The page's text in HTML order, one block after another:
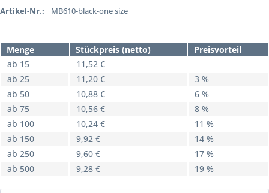
Artikel-Nr.: MB610-black-one size
Menge Stückpreis (netto)
Preisvorteil
ab 15
11,52 €
ab 25
11,20 €
3 %
ab 50
10,88 €
6 %
ab 75
10,56 €
8 %
ab 100
10,24 €
11 %
ab 150
9,92 €
14 %
ab 250
9,60 €
17 %
ab 500
9,28 € 19 %